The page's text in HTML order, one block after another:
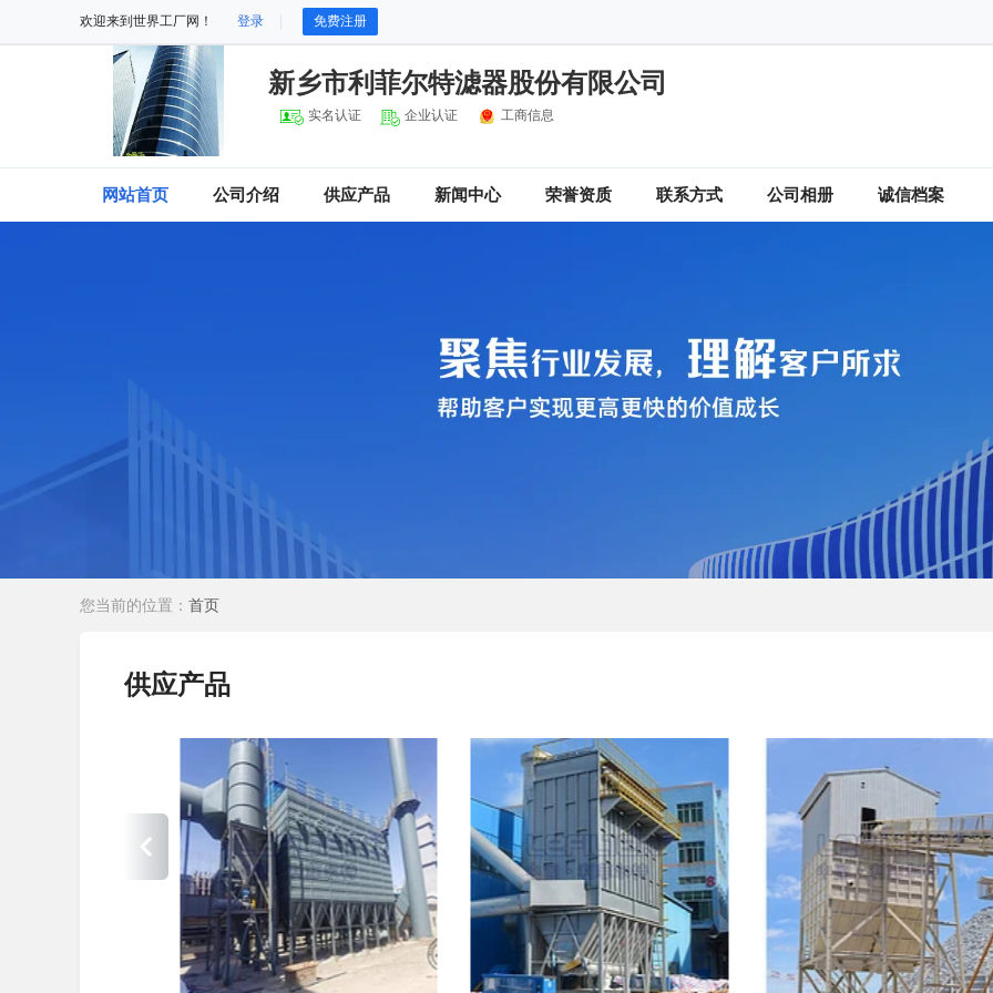
欢迎来到世界工厂网！ 登录 免费注册
新乡市利菲尔特滤器股份有限公司
实名认证 企业认证 工商信息
网站首页 公司介绍 供应产品 新闻中心 荣誉资质 联系方式 公司相册 诚信档案
您当前的位置： 首页
供应产品